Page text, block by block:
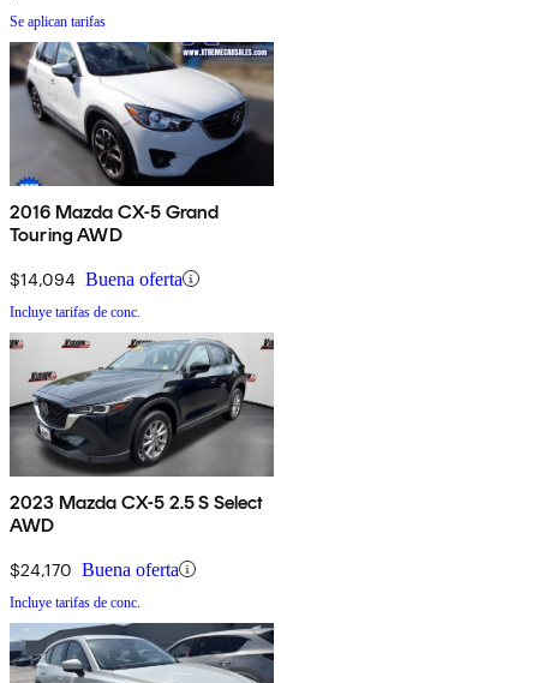
Se aplican tarifas
2016 Mazda CX-5 Grand
Touring AWD
$14,094 Buena oferta
Incluye tarifas de conc.
2023 Mazda CX-5 2.5 S Select
AWD
$24,170 Buena oferta
Incluye tarifas de conc.